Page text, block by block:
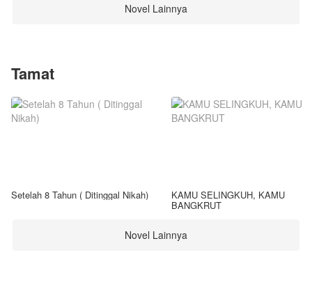
Novel Lainnya
Tamat
Setelah 8 Tahun ( Ditinggal Nikah) KAMU SELINGKUH, KAMU
BANGKRUT
Novel Lainnya